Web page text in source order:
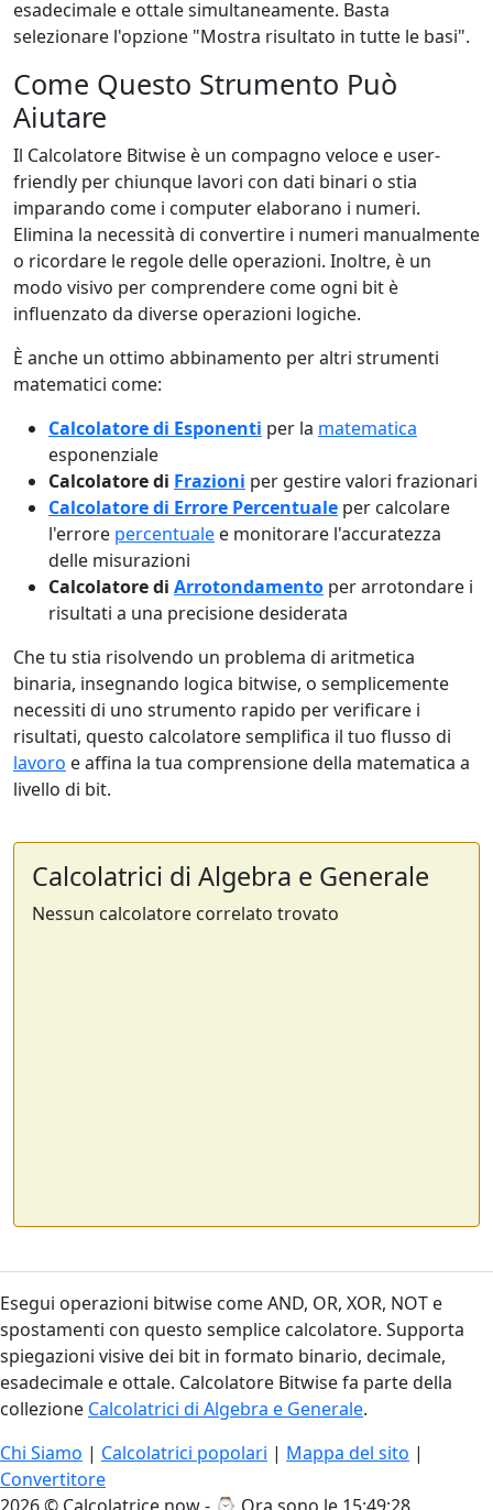
esadecimale e ottale simultaneamente. Basta
selezionare l'opzione "Mostra risultato in tutte le basi".
Come Questo Strumento Può
Aiutare
Il Calcolatore Bitwise è un compagno veloce e user-
friendly per chiunque lavori con dati binari o stia
imparando come i computer elaborano i numeri.
Elimina la necessità di convertire i numeri manualmente
o ricordare le regole delle operazioni. Inoltre, è un
modo visivo per comprendere come ogni bit è
influenzato da diverse operazioni logiche.
È anche un ottimo abbinamento per altri strumenti
matematici come:
Calcolatore di Esponenti per la matematica
esponenziale
Calcolatore di Frazioni per gestire valori frazionari
Calcolatore di Errore Percentuale per calcolare
l'errore percentuale e monitorare l'accuratezza
delle misurazioni
Calcolatore di Arrotondamento per arrotondare i
risultati a una precisione desiderata
Che tu stia risolvendo un problema di aritmetica
binaria, insegnando logica bitwise, o semplicemente
necessiti di uno strumento rapido per verificare i
risultati, questo calcolatore semplifica il tuo flusso di
lavoro e affina la tua comprensione della matematica a
livello di bit.
Calcolatrici di Algebra e Generale
Nessun calcolatore correlato trovato
Esegui operazioni bitwise come AND, OR, XOR, NOT e
spostamenti con questo semplice calcolatore. Supporta
spiegazioni visive dei bit in formato binario, decimale,
esadecimale e ottale. Calcolatore Bitwise fa parte della
collezione Calcolatrici di Algebra e Generale.
Chi Siamo | Calcolatrici popolari | Mappa del sito |
Convertitore